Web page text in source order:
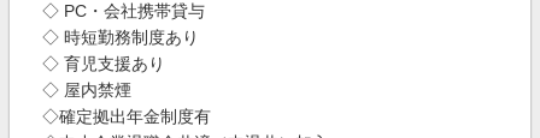
◇ PC・会社携帯貸与
◇ 時短勤務制度あり
◇ 育児支援あり
◇ 屋内禁煙
◇確定拠出年金制度有